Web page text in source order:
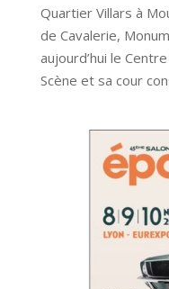
Quartier Villars à
de Cavalerie,
aujourd’hui le
Scène et sa cour